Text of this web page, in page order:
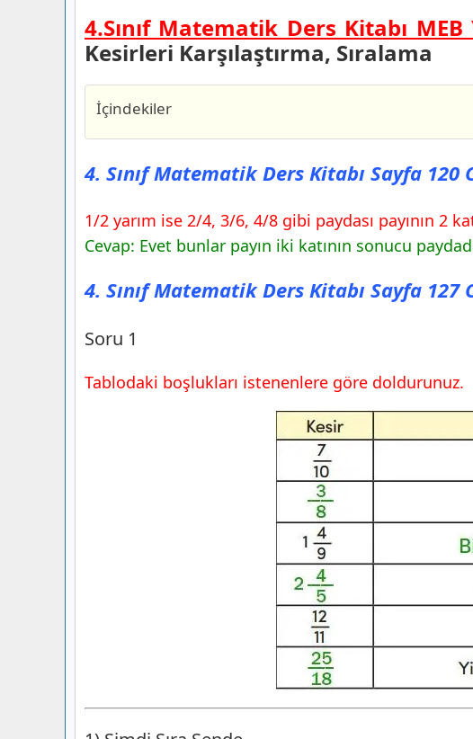
4.Sınıf Matematik Ders Kitabı MEB
Kesirleri Karşılaştırma, Sıralama
İçindekiler
4. Sınıf Matematik Ders Kitabı Sayfa 120
Yayınları
4. Sınıf Matematik Ders Kitabı Sayfa 127
Yayınları
Soru 1
1) Şimdi Sıra Sende
4. Sınıf Matematik Ders Kitabı Sayfa 128
Yayınları
4. Sınıf Matematik Ders Kitabı Sayfa 120
1/2 yarım ise 2/4, 3/6, 4/8 gibi paydası payının 2
Cevap: Evet bunlar payın iki katının sonucu
4. Sınıf Matematik Ders Kitabı Sayfa 127
Soru 1
Tablodaki boşlukları istenenlere göre doldurunuz.